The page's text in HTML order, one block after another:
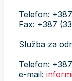
Telefon:
Fax: +387
Služba za
Telefon:
e-mail: